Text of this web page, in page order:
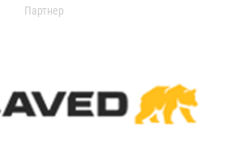
Партнер